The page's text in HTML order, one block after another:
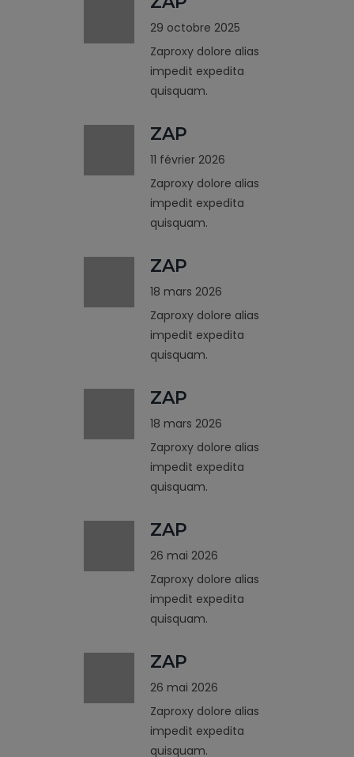
29 octobre 2025
Zaproxy dolore alias
impedit expedita
quisquam.
ZAP
11 février 2026
Zaproxy dolore alias
impedit expedita
quisquam.
ZAP
18 mars 2026
Zaproxy dolore alias
impedit expedita
quisquam.
ZAP
18 mars 2026
Zaproxy dolore alias
impedit expedita
quisquam.
ZAP
26 mai 2026
Zaproxy dolore alias
impedit expedita
quisquam.
ZAP
26 mai 2026
Zaproxy dolore alias
impedit expedita
quisquam.